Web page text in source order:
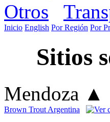
Otros
Inicio English Por Región Por
Sitios
Mendoza ▲
Brown Trout Argentina